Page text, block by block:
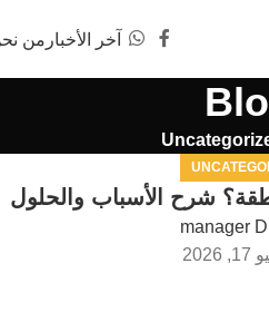
آخر الأخبار من
شرح الأسباب والحلول
manager